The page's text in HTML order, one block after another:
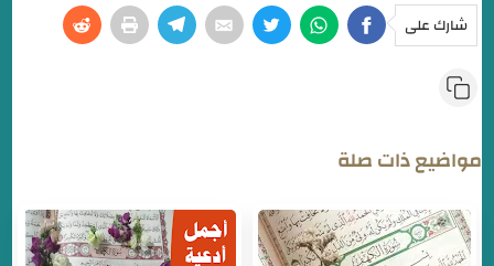
شارك على
مواضيع ذات صلة